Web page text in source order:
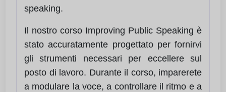
speaking.
Il nostro corso Improving Public Speaking è
stato accuratamente progettato per fornirvi
gli strumenti necessari per eccellere sul
posto di lavoro. Durante il corso, imparerete
a modulare la voce, a controllare il ritmo e a